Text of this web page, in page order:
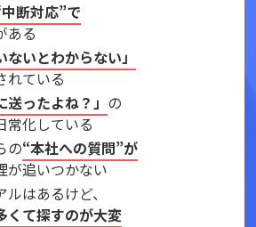
断対応”で
ある
ないとわからない」
れている
送ったよね？」 の
常化している
の“本社への質問”が
が追いつかない
はあるけど、
くて探すのが大変